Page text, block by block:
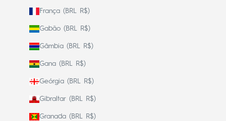
França (BRL R$)
Gabão (BRL R$)
Gâmbia (BRL R$)
Gana (BRL R$)
Geórgia (BRL R$)
Gibraltar (BRL R$)
Granada (BRL R$)